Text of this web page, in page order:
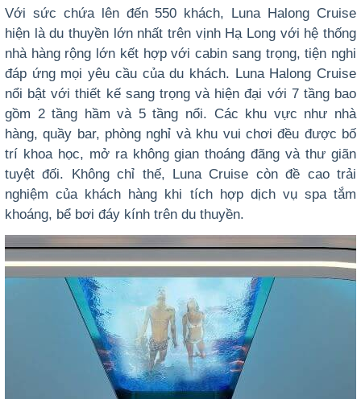
Với sức chứa lên đến 550 khách, Luna Halong Cruise
hiện là du thuyền lớn nhất trên vịnh Hạ Long với hệ thống
nhà hàng rộng lớn kết hợp với cabin sang trọng, tiện nghi
đáp ứng mọi yêu cầu của du khách. Luna Halong Cruise
nổi bật với thiết kế sang trọng và hiện đại với 7 tầng bao
gồm 2 tầng hầm và 5 tầng nổi. Các khu vực như nhà
hàng, quầy bar, phòng nghỉ và khu vui chơi đều được bố
trí khoa học, mở ra không gian thoáng đãng và thư giãn
tuyệt đối. Không chỉ thế, Luna Cruise còn đề cao trải
nghiệm của khách hàng khi tích hợp dịch vụ spa tắm
khoáng, bể bơi đáy kính trên du thuyền.